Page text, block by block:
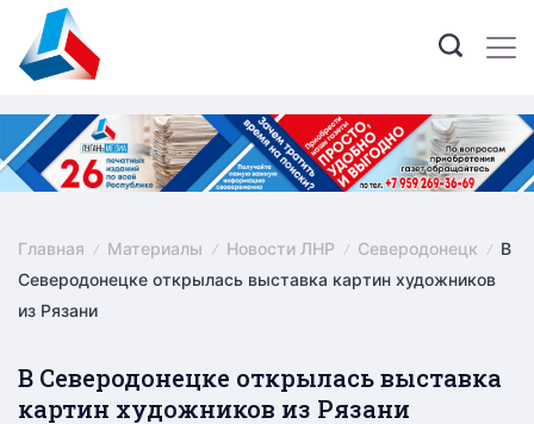
content
Главная Материалы Новости ЛНР Северодонецк
В
Северодонецке открылась выставка картин художников
из Рязани
В Северодонецке открылась выставка
картин художников из Рязани